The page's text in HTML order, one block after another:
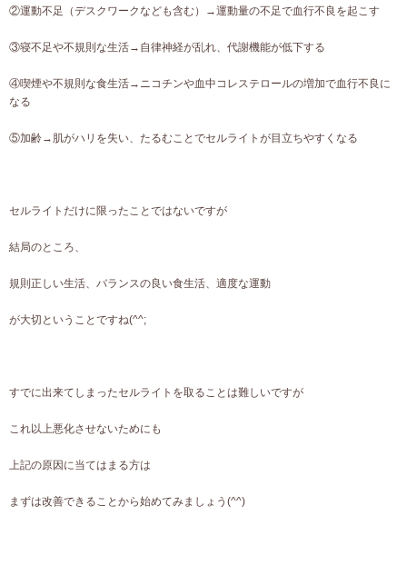
②運動不足（デスクワークなども含む）→運動量の不足で血行不良を起こす
③寝不足や不規則な生活→自律神経が乱れ、代謝機能が低下する
④喫煙や不規則な食生活→ニコチンや血中コレステロールの増加で血行不良に
なる
⑤加齢→肌がハリを失い、たるむことでセルライトが目立ちやすくなる
セルライトだけに限ったことではないですが
結局のところ、
規則正しい生活、バランスの良い食生活、適度な運動
が大切ということですね(^^;
すでに出来てしまったセルライトを取ることは難しいですが
これ以上悪化させないためにも
上記の原因に当てはまる方は
まずは改善できることから始めてみましょう(^^)